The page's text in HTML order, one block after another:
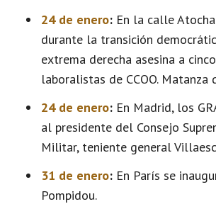
24 de enero: En la calle
durante la transición
extrema derecha asesina a
laboralistas de CCOO. Matanza
24 de enero: En Madrid, los
al presidente del Consejo
Militar, teniente general
31 de enero: En París se
Pompidou.